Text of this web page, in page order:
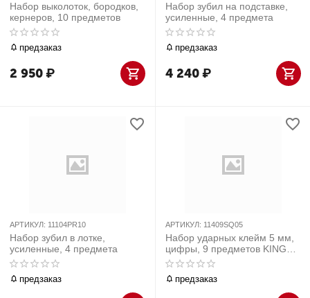
Набор выколоток, бородков,
кернеров, 10 предметов
предзаказ
2 950₽
Набор зубил на подставке,
усиленные, 4 предмета
предзаказ
4 240₽
АРТИКУЛ: 11104PR10
Набор зубил в лотке,
усиленные, 4 предмета
предзаказ
АРТИКУЛ: 11409SQ05
Набор ударных клейм 5 мм,
цифры, 9 предметов KING
TONY 11409SQ05
предзаказ